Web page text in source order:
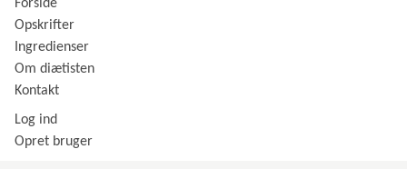
Forside
Opskrifter
Ingredienser
Om diætisten
Kontakt
Log ind
Opret bruger